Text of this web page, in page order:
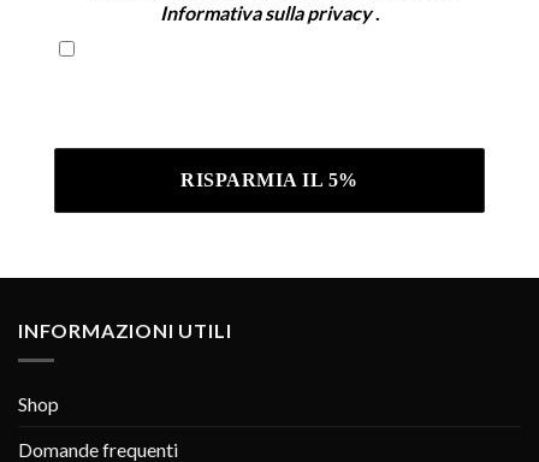
Informativa sulla privacy.
INFORMAZIONI UTILI
Shop
Domande frequenti